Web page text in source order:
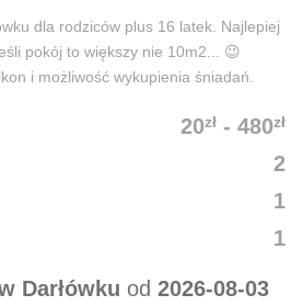
dla rodziców plus 16 latek. Najlepiej
pokój to większy nie 10m2... 😉
i możliwość wykupienia śniadań.
20zł - 480zł
2
1
1
Darłówku od 2026-08-03